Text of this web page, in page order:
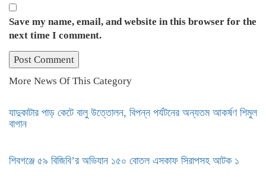
Save my name, email, and website in this browser for the
next time I comment.
More News Of This Category
যাদুকাটার পাড় কেটে বালু উত্তোলন, বিপন্ন পর্যটনের অন্যতম আকর্ষণ শিমুল
বাগান
শিবগঞ্জে ৫৯ বিজিবি’র অভিযান ১৫০ বোতল এসকাফ সিরাপসহ আটক ১